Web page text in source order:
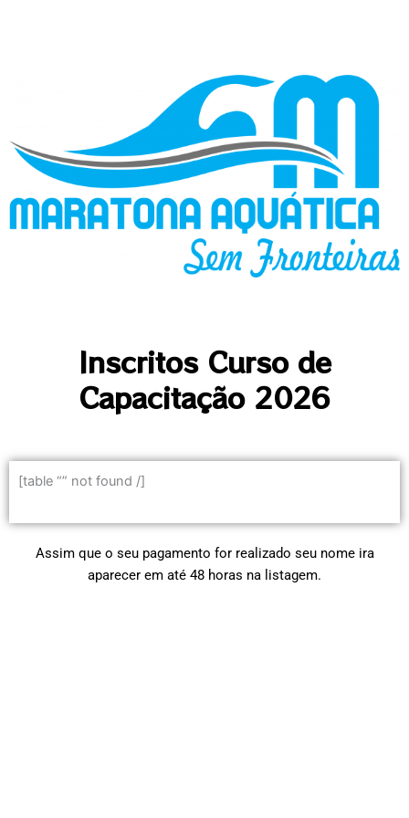
Inscritos Curso de
Capacitação 2026
[table “” not found /]
Assim que o seu pagamento for realizado seu nome ira
aparecer em até 48 horas na listagem.